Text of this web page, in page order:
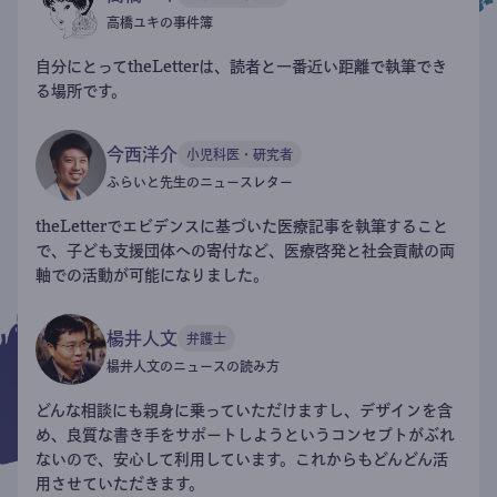
高橋ユキの事件簿
自分にとってtheLetterは、読者と一番近い距離で執筆でき
る場所です。
今西洋介 小児科医・研究者
ふらいと先生のニュースレター
theLetterでエビデンスに基づいた医療記事を執筆すること
で、子ども支援団体への寄付など、医療啓発と社会貢献の両
軸での活動が可能になりました。
楊井人文 弁護士
楊井人文のニュースの読み方
どんな相談にも親身に乗っていただけますし、デザインを含
め、良質な書き手をサポートしようというコンセプトがぶれ
ないので、安心して利用しています。これからもどんどん活
用させていただきます。